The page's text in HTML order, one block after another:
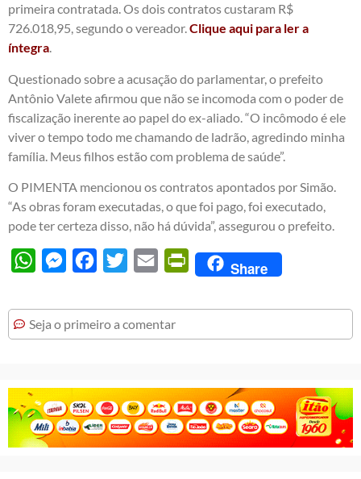
primeira contratada. Os dois contratos custaram R$
726.018,95, segundo o vereador.Clique aqui para ler a
íntegra.
Questionado sobre a acusação do parlamentar, o prefeito
Antônio Valete afirmou que não se incomoda com o poder de
fiscalização inerente ao papel do ex-aliado. “O incômodo é ele
viver o tempo todo me chamando de ladrão, agredindo minha
família. Meus filhos estão com problema de saúde”.
O PIMENTA mencionou os contratos apontados por Simão.
“As obras foram executadas, o que foi pago, foi executado,
pode ter certeza disso, não há dúvida”, assegurou o prefeito.
WhatsAppMessengerFacebook
Twitter Email PrintFriendly
Share
Seja o primeiro a comentar